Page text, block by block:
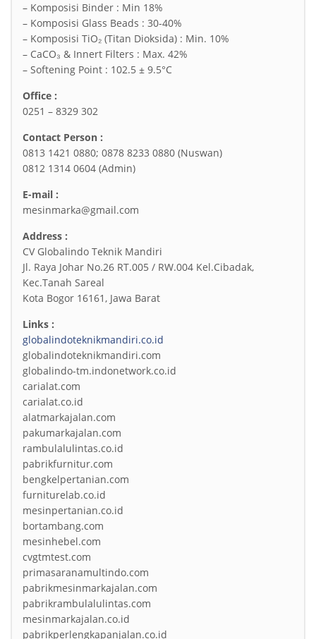
– Komposisi Binder : Min 18%
– Komposisi Glass Beads : 30-40%
– Komposisi TiO₂ (Titan Dioksida) : Min. 10%
– CaCO₃ & Innert Filters : Max. 42%
– Softening Point : 102.5 ± 9.5°C
Office :
0251 – 8329 302
Contact Person :
0813 1421 0880; 0878 8233 0880 (Nuswan)
0812 1314 0604 (Admin)
E-mail :
mesinmarka@gmail.com
Address :
CV Globalindo Teknik Mandiri
Jl. Raya Johar No.26 RT.005 / RW.004 Kel.Cibadak,
Kec.Tanah Sareal
Kota Bogor 16161, Jawa Barat
Links :
globalindoteknikmandiri.co.id
globalindoteknikmandiri.com
globalindo-tm.indonetwork.co.id
carialat.com
carialat.co.id
alatmarkajalan.com
pakumarkajalan.com
rambulalulintas.co.id
pabrikfurnitur.com
bengkelpertanian.com
furniturelab.co.id
mesinpertanian.co.id
bortambang.com
mesinhebel.com
cvgtmtest.com
primasaranamultindo.com
pabrikmesinmarkajalan.com
pabrikrambulalulintas.com
mesinmarkajalan.co.id
pabrikperlengkapanjalan.co.id